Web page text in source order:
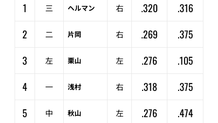
1 三 ヘルマン 右 .320
.316
2
二 片岡 右 .269
.375
3
左 栗山 左 .276
.105
4
一 浅村 右 .318
.375
5
中 秋山 左 .276
.474